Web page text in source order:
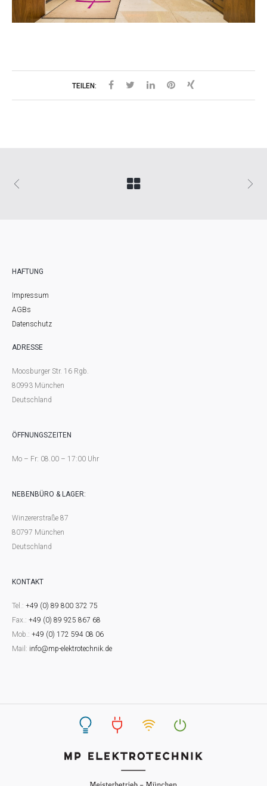
TEILEN:
HAFTUNG
Impressum
AGBs
Datenschutz
ADRESSE
Moosburger Str. 16 Rgb.
80993 München
Deutschland
ÖFFNUNGSZEITEN
Mo – Fr: 08.00 – 17:00 Uhr
NEBENBÜRO & LAGER:
Winzererstraße 87
80797 München
Deutschland
KONTAKT
Tel.: +49 (0) 89 800 372 75
Fax.: +49 (0) 89 925 867 68
Mob.: +49 (0) 172 594 08 06
Mail: info@mp-elektrotechnik.de